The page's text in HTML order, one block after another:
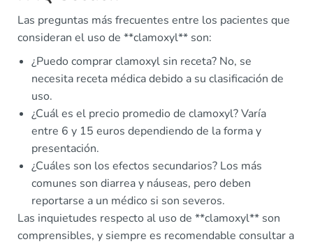
Las preguntas más frecuentes entre los pacientes que
consideran el uso de **clamoxyl** son:
¿Puedo comprar clamoxyl sin receta? No, se
necesita receta médica debido a su clasificación de
uso.
¿Cuál es el precio promedio de clamoxyl? Varía
entre 6 y 15 euros dependiendo de la forma y
presentación.
¿Cuáles son los efectos secundarios? Los más
comunes son diarrea y náuseas, pero deben
reportarse a un médico si son severos.
Las inquietudes respecto al uso de **clamoxyl** son
comprensibles, y siempre es recomendable consultar a